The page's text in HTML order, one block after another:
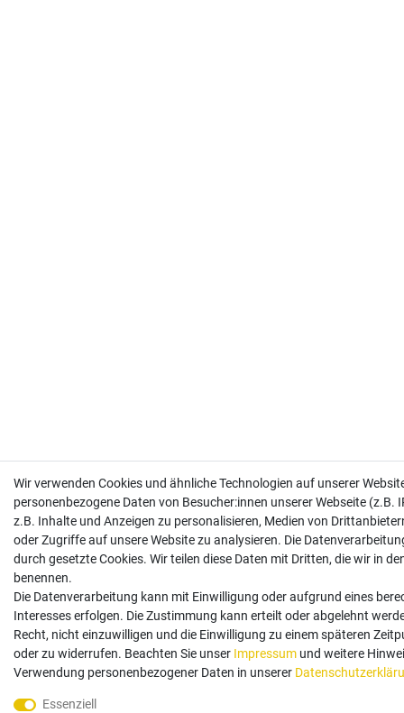
Wir verwenden Cookies und ähnliche Technologien auf unserer
personenbezogene Daten von Besucher:innen unserer Webseite (z.B.
z.B. Inhalte und Anzeigen zu personalisieren, Medien von
oder Zugriffe auf unsere Website zu analysieren. Die
durch gesetzte Cookies. Wir teilen diese Daten mit Dritten, die wir in
benennen.
Die Datenverarbeitung kann mit Einwilligung oder aufgrund eines
Interesses erfolgen. Die Zustimmung kann erteilt oder abgelehnt
Recht, nicht einzuwilligen und die Einwilligung zu einem späteren
oder zu widerrufen. Beachten Sie unser Impressum und weitere
Verwendung personenbezogener Daten in unserer
Essenziell